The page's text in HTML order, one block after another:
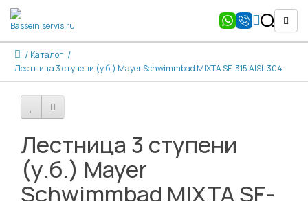
Каталог
Лестница 3 ступени (у.б.) Mayer Schwimmbad MIXTA SF-315 AISI-304
Лестница 3 ступени
(у.б.) Mayer
Schwimmbad MIXTA SF-